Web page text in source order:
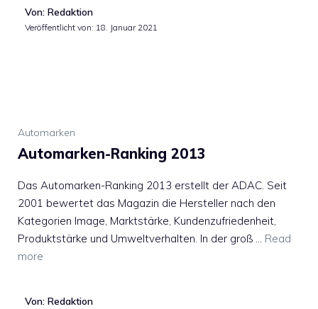
Von: Redaktion
Veröffentlicht von: 18. Januar 2021
Automarken
Automarken-Ranking 2013
Das Automarken-Ranking 2013 erstellt der ADAC. Seit
2001 bewertet das Magazin die Hersteller nach den
Kategorien Image, Marktstärke, Kundenzufriedenheit,
Produktstärke und Umweltverhalten. In der groß … Read
more
Von: Redaktion